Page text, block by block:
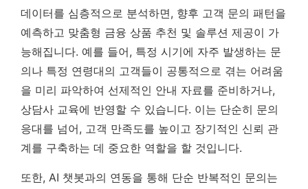
데이터를 심층적으로 분석하면, 향후 고객 문의 패턴을
예측하고 맞춤형 금융 상품 추천 및 솔루션 제공이 가
능해집니다. 예를 들어, 특정 시기에 자주 발생하는 문
의나 특정 연령대의 고객들이 공통적으로 겪는 어려움
을 미리 파악하여 선제적인 안내 자료를 준비하거나,
상담사 교육에 반영할 수 있습니다. 이는 단순히 문의
응대를 넘어, 고객 만족도를 높이고 장기적인 신뢰 관
계를 구축하는 데 중요한 역할을 할 것입니다.
또한, AI 챗봇과의 연동을 통해 단순 반복적인 문의는